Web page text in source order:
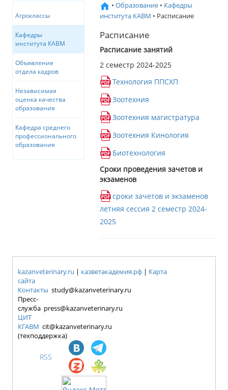
Агроклассы
Кафедры
института КАВМ
Объявление
отдела кадров
Независимая
оценка качества
образования
Кафедра среднего
профессионального
образования
• Образование • Кафедры
института КАВМ • Расписание
Расписание
Расписание занятий
2 семестр 2024-2025
Технология ППСХП
Зоотехния
Зоотехния магистратура
Зоотехния Кинология
Биотехнология
Сроки проведения зачетов и
экзаменов
сроки зачетов и экзаменов
летняя сессия 2 семестр 2024-
2025
kazanveterinary.ru | казветакадемия.рф | Карта
сайта
Контакты study@kazanveterinary.ru
Пресс-
служба press@kazanveterinary.ru
ЦИТ
КГАВМ cit@kazanveterinary.ru
(техподдержка)
RSS